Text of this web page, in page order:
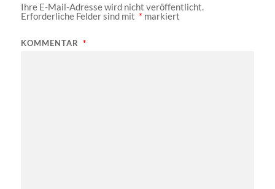
Ihre E-Mail-Adresse wird nicht veröffentlicht.
Erforderliche Felder sind mit * markiert
KOMMENTAR *